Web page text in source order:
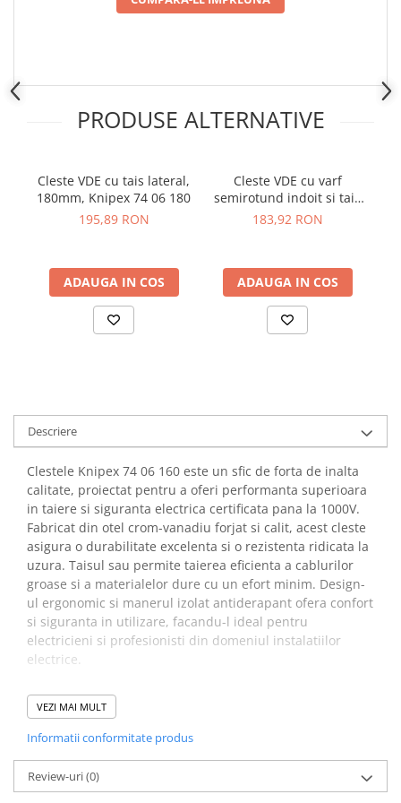
Placi de Expansiune
Componente Electronice
Acumulatori si Baterii
Acumulatori
Contoare si Relee Electrice
Sigurante Automate
Sigurante Fuzibile
Descarcatoare de Supratensiune
Blocuri de Distributie
Tablouri Electrice
Accesorii Tablouri Electrice
Stabilizatoare de Tensiune
Convertoare de Tensiune
Banda Izolatoare
Panouri Fotovoltaice
Smart Home
Prize Inteligente
Module Smart Home
Camere Supraveghere
Iluminat
PRODUSE ALTERNATIVE
Cleste VDE cu tais lateral,
180mm, Knipex 74 06 180
195,89 RON
ADAUGA IN COS
Cleste VDE cu varf
semirotund indoit si tais
lateral Knipex 26 26 200
183,92 RON
ADAUGA IN COS
Descriere
Clestele Knipex 74 06 160 este un sfic de forta de inalta
calitate, proiectat pentru a oferi performanta superioara
in taiere si siguranta electrica certificata pana la 1000V.
Fabricat din otel crom-vanadiu forjat si calit, acest cleste
asigura o durabilitate excelenta si o rezistenta ridicata la
uzura. Taisul sau permite taierea eficienta a cablurilor
groase si a materialelor dure cu un efort minim. Design-
ul ergonomic si manerul izolat antiderapant ofera confort
si siguranta in utilizare, facandu-l ideal pentru
electricieni si profesionisti din domeniul instalatiilor
electrice.
Beneficii cleste sfic de forta,
Knipex 74 06 160:
Este construit pentru cele mai dure solicitari,
asigurand fiabilitate in utilizare
Performanta de taiere mare cu un efort redus datorita
VEZI MAI MULT
Informatii conformitate produs
Review-uri(0)